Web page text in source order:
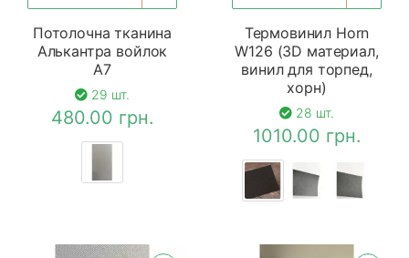
Потолочна тканина
Алькантра войлок
A7
29 шт.
480.00 грн.
Термовинил Horn
W126 (3D материал,
винил для торпед,
хорн)
28 шт.
1010.00 грн.